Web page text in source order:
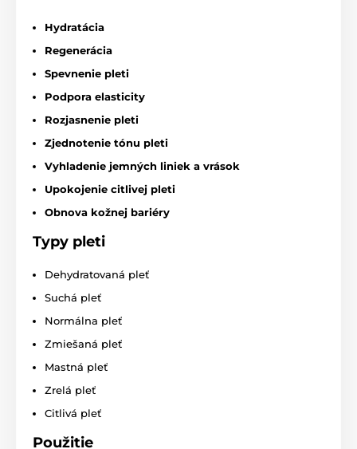
Hydratácia
Regenerácia
Spevnenie pleti
Podpora elasticity
Rozjasnenie pleti
Zjednotenie tónu pleti
Vyhladenie jemných liniek a vrások
Upokojenie citlivej pleti
Obnova kožnej bariéry
Typy pleti
Dehydratovaná pleť
Suchá pleť
Normálna pleť
Zmiešaná pleť
Mastná pleť
Zrelá pleť
Citlivá pleť
Použitie